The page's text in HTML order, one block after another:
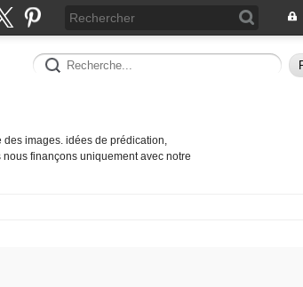
images. idées de prédication,
finançons uniquement avec notre